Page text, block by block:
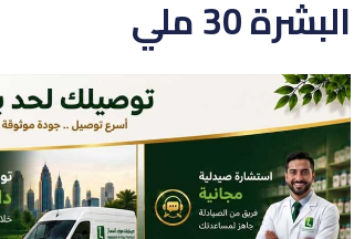
البشرة 30 ملي